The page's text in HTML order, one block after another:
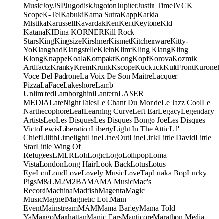
MusicJoyJSPJugodiskJugotonJupiterJustin TimeJVCK
ScopeK-TelKabukiKama SutraKappKarkia
MistikaKarussellKavardakKenKentKeytoneKid
KatanaKIDina KORNERKill Rock
StarsKingKingsizeKirshnerKismetKitchenwareKitty-
YoKlangbadKlangstelleKleinKlimtKling KlangKling
KlongKnappeKoalaKompaktKongKopfKorovaKozmik
ArtifactzKrankyKremKrunkKscopeKuckuckKultFront
Voce Del PadroneLa Voix De Son MaitreLacquer
PizzaLaFaceLakeshoreLamb
UnlimitedLamborghiniLanternLASER
MEDIALateNightTalesLe Chant Du MondeLe Jazz CoolLe
NarthecophoreLeafLearning CurveLeft EarLegacyLegendary
ArtistsLeoLes DisquesLes Disques Bongo JoeLes Disques
VictoLewisLiberationLibertyLight In The AtticLil'
ChiefLilithLimelightLineLine/OutLineLinkLittle DavidLittle
StarLittle Wing Of
RefugeesLMLRLofiLogicLogoLollipopLoma
VistaLondonLong HairLook BackLotusLotus
EyeLouLoudLoveLovely MusicLoveTapLuaka BopLucky
PigsM&LM2M2BAMAMA MusicMac's
RecordMachinaMadfishMagentaMagic
MusicMagnetMagnetic LoftMain
EventMainstreamMAMMama BarleyMama Told
YaMangoManhattanManic EarsManticoreMarathon Media